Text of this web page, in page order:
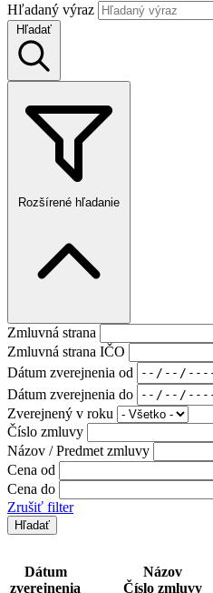
Hľadaný výraz
Hľadať
Rozšírené hľadanie
Zmluvná strana
Zmluvná strana IČO
Dátum zverejnenia od
Dátum zverejnenia do
Zverejnený v roku
Číslo zmluvy
Názov / Predmet zmluvy
Cena od
Cena do
Zrušiť filter
Dátum
zverejnenia
Názov
Číslo zmluvy